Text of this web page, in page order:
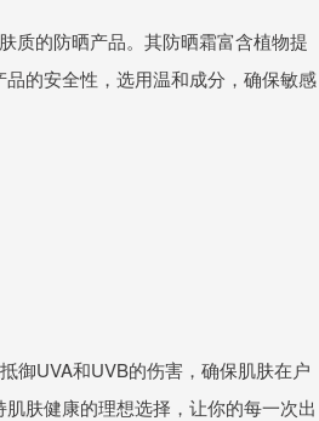
质的防晒产品。其防晒霜富含植物提
的安全性，选用温和成分，确保敏感
御UVA和UVB的伤害，确保肌肤在户
肤健康的理想选择，让你的每一次出